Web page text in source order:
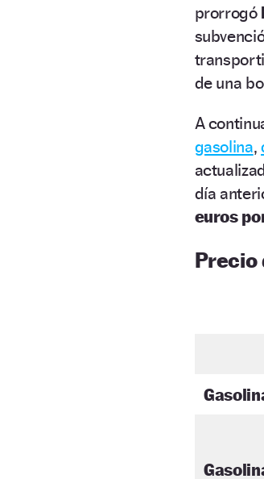
prorrogó
de una
A
gasolina,
día
euros
Precio